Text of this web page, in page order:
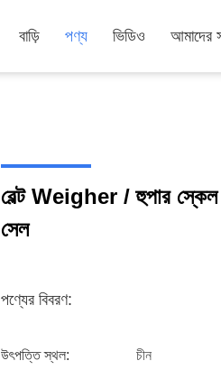
বাড়ি পণ্য ভিডিও আমাদের
বেল্ট Weigher / হুপার
সেল
পণ্যের বিবরণ:
উৎপত্তি স্থল: চীন